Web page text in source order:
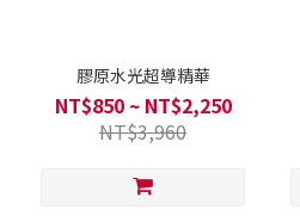
膠原水光超導精華
NT$850 ~ NT$2,250
NT$3,960